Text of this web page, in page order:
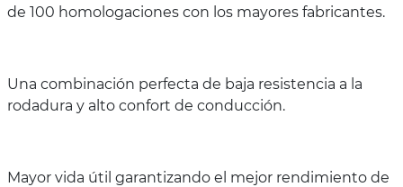
de 100 homologaciones con los mayores fabricantes.
Una combinación perfecta de baja resistencia a la
rodadura y alto confort de conducción.
Mayor vida útil garantizando el mejor rendimiento de